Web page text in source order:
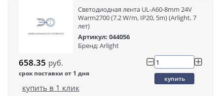
Светодиодная лента UL-A60-8mm 24V
Warm2700 (7.2 W/m, IP20, 5m) (Arlight, 7
лет)
Артикул: 044056
Бренд: Arlight
658.35 руб.
срок поставки от 1 дня
купить
купить в 1 клик